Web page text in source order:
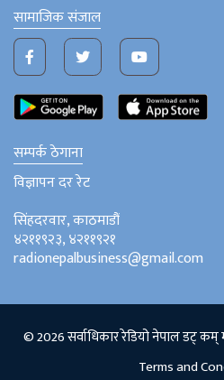
सामाजिक संजाल
सम्पर्क ठेगाना
विज्ञापन दर रेट
सिंहदरवार, काठमाडौं
४२११९२३, ४२११९२१
radionepalbusiness@gmail.com
© 2026 सर्वाधिकार रेडियो नेपाल डट् कम्
Terms and